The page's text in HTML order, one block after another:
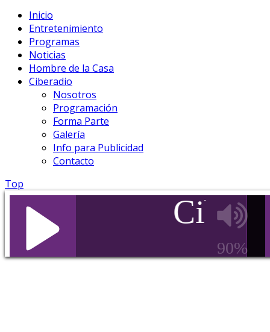
Inicio
Entretenimiento
Programas
Noticias
Hombre de la Casa
Ciberadio
Nosotros
Programación
Forma Parte
Galería
Info para Publicidad
Contacto
Top